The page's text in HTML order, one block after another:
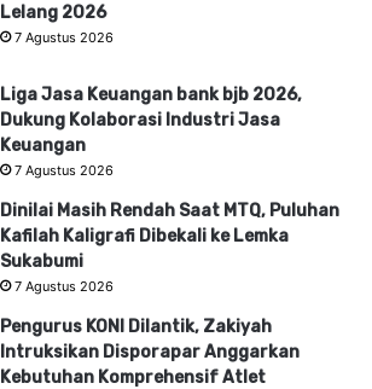
Lelang 2026
7 Agustus 2026
Liga Jasa Keuangan bank bjb 2026,
Dukung Kolaborasi Industri Jasa
Keuangan
7 Agustus 2026
Dinilai Masih Rendah Saat MTQ, Puluhan
Kafilah Kaligrafi Dibekali ke Lemka
Sukabumi
7 Agustus 2026
Pengurus KONI Dilantik, Zakiyah
Intruksikan Disporapar Anggarkan
Kebutuhan Komprehensif Atlet